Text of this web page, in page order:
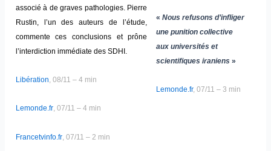
« Nous refusons d’infliger
une punition collective
aux universités et
scientifiques iraniens »
Lemonde.fr, 07/11 – 3 min
associé à de graves pathologies. Pierre
Rustin, l’un des auteurs de l’étude,
commente ces conclusions et prône
l’interdiction immédiate des SDHI.
Libération, 08/11 – 4 min
Lemonde.fr, 07/11 – 4 min
Francetvinfo.fr, 07/11 – 2 min